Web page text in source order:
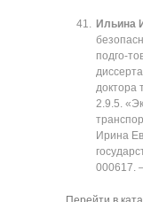
Ильина
подго-
доктора
2.9.5.
Ирина
000617.